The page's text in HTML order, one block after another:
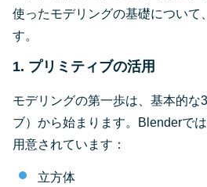
使ったモデリングの基礎について
す。
1. プリミティブの活用
モデリングの第一歩は、基本的な
ブ）から始まります。Blenderで
用意されています：
立方体